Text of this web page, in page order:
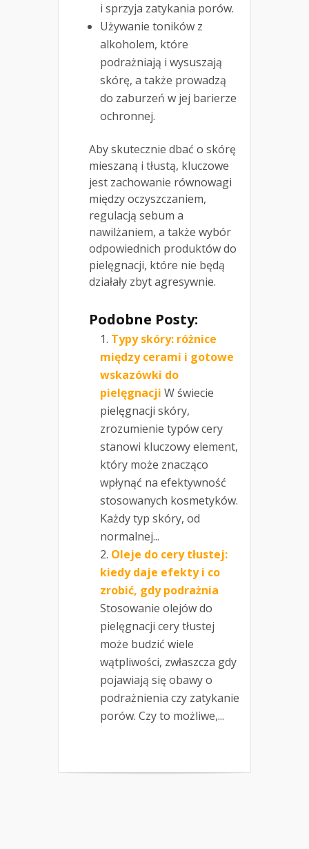
i sprzyja zatykania porów.
Używanie toników z
alkoholem, które
podrażniają i wysuszają
skórę, a także prowadzą
do zaburzeń w jej barierze
ochronnej.
Aby skutecznie dbać o skórę
mieszaną i tłustą, kluczowe
jest zachowanie równowagi
między oczyszczaniem,
regulacją sebum a
nawilżaniem, a także wybór
odpowiednich produktów do
pielęgnacji, które nie będą
działały zbyt agresywnie.
Podobne Posty:
Typy skóry: różnice
między cerami i gotowe
wskazówki do
pielęgnacji W świecie
pielęgnacji skóry,
zrozumienie typów cery
stanowi kluczowy element,
który może znacząco
wpłynąć na efektywność
stosowanych kosmetyków.
Każdy typ skóry, od
normalnej...
Oleje do cery tłustej:
kiedy daje efekty i co
zrobić, gdy podrażnia
Stosowanie olejów do
pielęgnacji cery tłustej
może budzić wiele
wątpliwości, zwłaszcza gdy
pojawiają się obawy o
podrażnienia czy zatykanie
porów. Czy to możliwe,...